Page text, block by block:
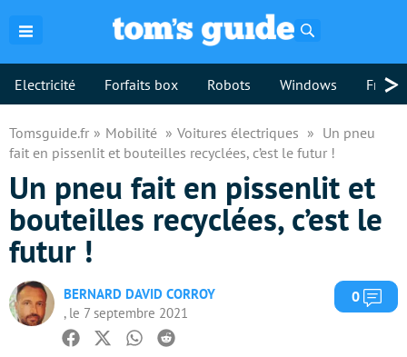
Electricité Forfaits box Robots Windows >
Tomsguide.fr Mobilité Voitures électriques
Un pneu
fait en pissenlit et bouteilles recyclées, c’est le futur !
Un pneu fait en pissenlit et
bouteilles recyclées, c’est le
futur !
BERNARD DAVID CORROY
, le 7 septembre 2021
0
Facebook
TwitterWhatsapp
Reddit